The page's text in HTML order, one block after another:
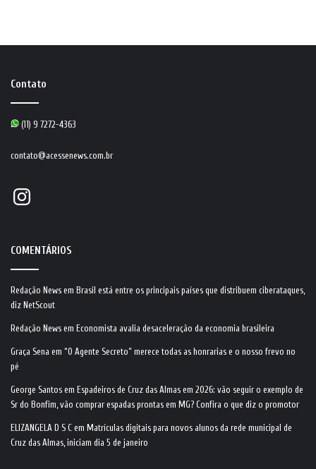
Contato
(11) 9 7272-4363
contato@acessenews.com.br
Instagram
COMENTÁRIOS
Redação News em Brasil está entre os principais países que distribuem ciberataques,
diz NetScout
Redação News em Economista avalia desaceleração da economia brasileira
Graça Sena em “O Agente Secreto” merece todas as honrarias e o nosso frevo no
pé
George Santos em Espadeiros de Cruz das Almas em 2026: vão seguir o exemplo de
Sr do Bonfim, vão comprar espadas prontas em MG? Confira o que diz o promotor
ELIZANGELA D S C em Matrículas digitais para novos alunos da rede municipal de
Cruz das Almas, iniciam dia 5 de janeiro